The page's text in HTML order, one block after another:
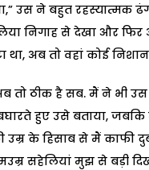
उस ने बहुत रहस्यात्मक
निगाह से देखा और फिर
अब तो वहां कोई निशान
तो ठीक है सब. मैं ने भी
हुए उसे बताया,
उम्र के हिसाब से मैं काफी
सहेलियां मुझ से बड़ी